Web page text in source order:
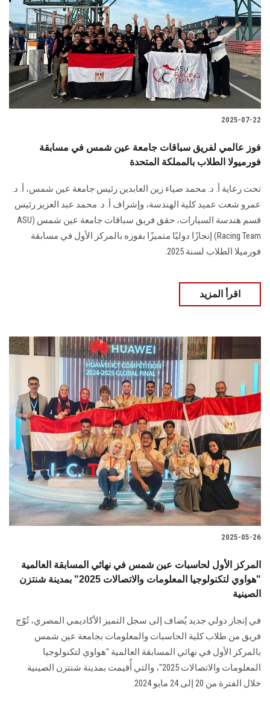
الطلاب
هيئة التدريس
الدراسات العليا
الزائـرون
سجل الان
2025-07-22
فوز عالمي لفريق سباقات جامعة عين شمس في مسابقة
فورميولا الطلاب بالمملكة المتحدة
تحت رعاية أ. د. محمد ضياء زين العابدين رئيس جامعة عين شمس، أ. د.
عمرو شعت عميد كلية الهندسة، وإشراف أ. د. محمد عبد العزيز رئيس
قسم هندسة السيارات، حقق فريق سباقات جامعة عين شمس (ASU
Racing Team) إنجازًا دوليًا متميزًا بفوزه بالمركز الأول في مسابقة
فورميلا الطلاب لسنة 2025.
اقرأ المزيد
2025-05-26
المركز الأول لحاسبات عين شمس في نهائي المسابقة العالمية
"هواوي لتكنولوجيا المعلومات والاتصالات 2025" بمدينة شنتزن
الصينية
في إنجاز دولي جديد يُضاف إلى سجل التميز الأكاديمي المصري، تُوّج
فريق من طلاب كلية الحاسبات والمعلومات بجامعة عين شمس
بالمركز الأول في نهائي المسابقة العالمية "هواوي لتكنولوجيا
المعلومات والاتصالات 2025"، والتي أُقيمت بمدينة شنتزن الصينية
خلال الفترة من 20 إلى 24 مايو 2024.